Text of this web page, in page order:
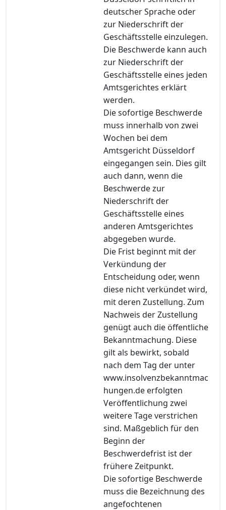
deutscher Sprache oder
zur Niederschrift der
Geschäftsstelle einzulegen.
Die Beschwerde kann auch
zur Niederschrift der
Geschäftsstelle eines jeden
Amtsgerichtes erklärt
werden.
Die sofortige Beschwerde
muss innerhalb von zwei
Wochen bei dem
Amtsgericht Düsseldorf
eingegangen sein. Dies gilt
auch dann, wenn die
Beschwerde zur
Niederschrift der
Geschäftsstelle eines
anderen Amtsgerichtes
abgegeben wurde.
Die Frist beginnt mit der
Verkündung der
Entscheidung oder, wenn
diese nicht verkündet wird,
mit deren Zustellung. Zum
Nachweis der Zustellung
genügt auch die öffentliche
Bekanntmachung. Diese
gilt als bewirkt, sobald
nach dem Tag der unter
www.insolvenzbekanntmac
hungen.de erfolgten
Veröffentlichung zwei
weitere Tage verstrichen
sind. Maßgeblich für den
Beginn der
Beschwerdefrist ist der
frühere Zeitpunkt.
Die sofortige Beschwerde
muss die Bezeichnung des
angefochtenen